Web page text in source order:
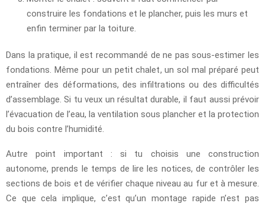
construire les fondations et le plancher, puis les murs et
enfin terminer par la toiture.
Dans la pratique, il est recommandé de ne pas sous-estimer les
fondations. Même pour un petit chalet, un sol mal préparé peut
entraîner des déformations, des infiltrations ou des difficultés
d’assemblage. Si tu veux un résultat durable, il faut aussi prévoir
l’évacuation de l’eau, la ventilation sous plancher et la protection
du bois contre l’humidité.
Autre point important : si tu choisis une construction
autonome, prends le temps de lire les notices, de contrôler les
sections de bois et de vérifier chaque niveau au fur et à mesure.
Ce que cela implique, c’est qu’un montage rapide n’est pas